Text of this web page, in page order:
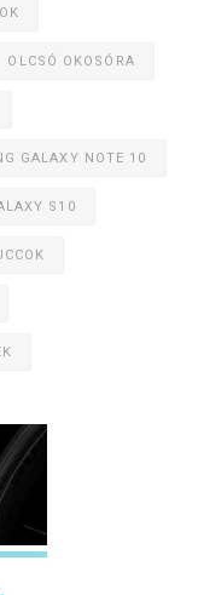
OLCSÓ OKOSÓRA
GALAXY NOTE 10
S10